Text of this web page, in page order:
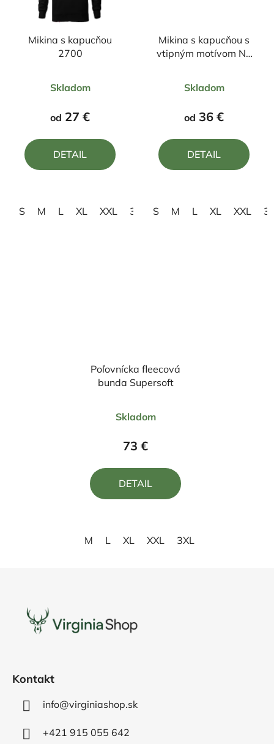
Mikina s kapucňou
2700
hodnotenie
produktu
4,0
z
Skladom
od 27 €
DETAIL
S M L XL XXL 3XL
Mikina s kapucňou s
vtipným motívom Na
hodnotenie
produktu
5,0
z
Skladom
od 36 €
DETAIL
S M L XL XXL
Poľovnícka fleecová
bunda Supersoft
hodnotenie
produktu
z
Skladom
73 €
DETAIL
M L XL XXL 3XL
Kontakt
info@virginiashop.sk
+421 915 055 642